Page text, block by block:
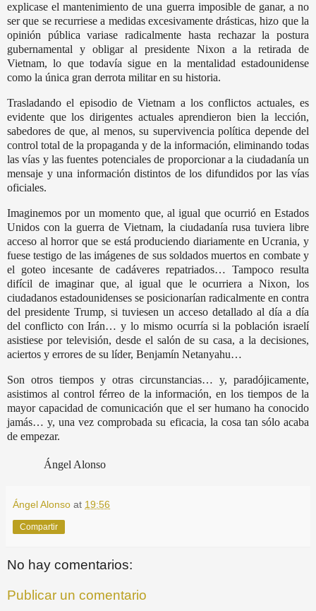
explicase el mantenimiento de una guerra imposible de ganar, a no
ser que se recurriese a medidas excesivamente drásticas, hizo que la
opinión pública variase radicalmente hasta rechazar la postura
gubernamental y obligar al presidente Nixon a la retirada de
Vietnam, lo que todavía sigue en la mentalidad estadounidense
como la única gran derrota militar en su historia.
Trasladando el episodio de Vietnam a los conflictos actuales, es
evidente que los dirigentes actuales aprendieron bien la lección,
sabedores de que, al menos, su supervivencia política depende del
control total de la propaganda y de la información, eliminando todas
las vías y las fuentes potenciales de proporcionar a la ciudadanía un
mensaje y una información distintos de los difundidos por las vías
oficiales.
Imaginemos por un momento que, al igual que ocurrió en Estados
Unidos con la guerra de Vietnam, la ciudadanía rusa tuviera libre
acceso al horror que se está produciendo diariamente en Ucrania, y
fuese testigo de las imágenes de sus soldados muertos en combate y
el goteo incesante de cadáveres repatriados… Tampoco resulta
difícil de imaginar que, al igual que le ocurriera a Nixon, los
ciudadanos estadounidenses se posicionarían radicalmente en contra
del presidente Trump, si tuviesen un acceso detallado al día a día
del conflicto con Irán… y lo mismo ocurría si la población israelí
asistiese por televisión, desde el salón de su casa, a la decisiones,
aciertos y errores de su líder, Benjamín Netanyahu…
Son otros tiempos y otras circunstancias… y, paradójicamente,
asistimos al control férreo de la información, en los tiempos de la
mayor capacidad de comunicación que el ser humano ha conocido
jamás… y, una vez comprobada su eficacia, la cosa tan sólo acaba
de empezar.
Ángel Alonso
Ángel Alonso at 19:56
Compartir
No hay comentarios:
Publicar un comentario